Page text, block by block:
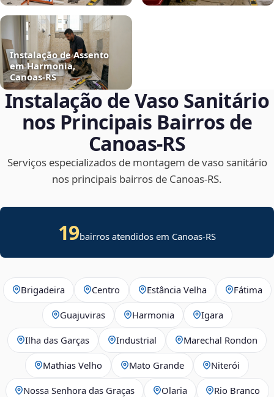
Instalação de Assento
em Harmonia,
Canoas‑RS
Instalação de Vaso Sanitário
nos Principais Bairros de
Canoas‑RS
Serviços especializados de montagem de vaso sanitário
nos principais bairros de Canoas‑RS.
19bairros atendidos em Canoas-RS
Brigadeira Centro Estância Velha Fátima
Guajuviras Harmonia Igara
Ilha das Garças Industrial Marechal Rondon
Mathias Velho Mato Grande Niterói
Nossa Senhora das Graças Olaria Rio Branco